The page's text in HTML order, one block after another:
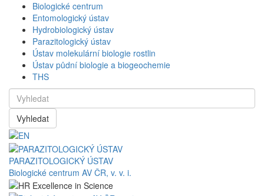
Biologické centrum
Entomologický ústav
Hydrobiologický ústav
Parazitologický ústav
Ústav molekulární biologie rostlin
Ústav půdní biologie a biogeochemie
THS
Vyhledat
PARAZITOLOGICKÝ ÚSTAV
Biologické centrum AV ČR, v. v. i.